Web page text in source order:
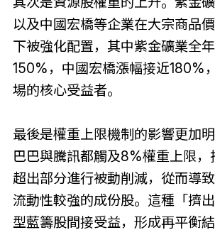
以及中國宏橋等企業在大宗商品
下被強化配置，其中紫金礦業全
150%，中國宏橋漲幅接近180%
場的核心受益者。
最後是權重上限機制的影響更加
巴巴與騰訊都觸及8%權重上限，
超出部分進行被動削減，從而導
流動性較強的成份股。這種「擠
型藍籌股間接受益，形成再平衡結